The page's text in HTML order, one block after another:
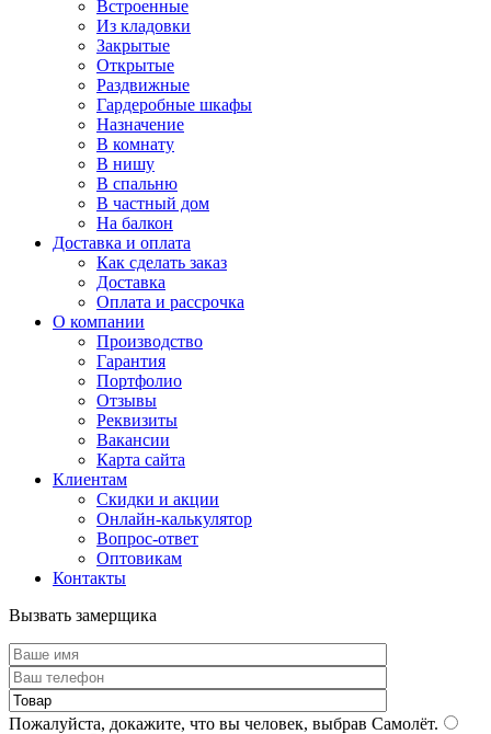
Встроенные
Из кладовки
Закрытые
Открытые
Раздвижные
Гардеробные шкафы
Назначение
В комнату
В нишу
В спальню
В частный дом
На балкон
Доставка и оплата
Как сделать заказ
Доставка
Оплата и рассрочка
О компании
Производство
Гарантия
Портфолио
Отзывы
Реквизиты
Вакансии
Карта сайта
Клиентам
Скидки и акции
Онлайн-калькулятор
Вопрос-ответ
Оптовикам
Контакты
Вызвать замерщика
Пожалуйста, докажите, что вы человек, выбрав Самолёт.